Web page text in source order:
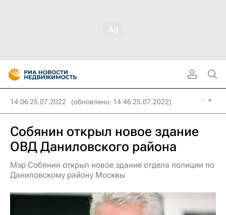
14:06 25.07.2022 (обновлено: 14:46 25.07.2022)
Собянин открыл новое здание
ОВД Даниловского района
Мэр Собянин открыл новое здание отдела полиции по
Даниловскому району Москвы